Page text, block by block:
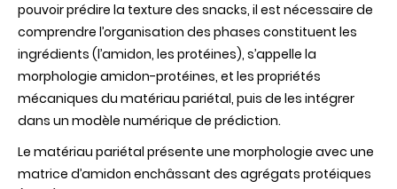
pouvoir prédire la texture des snacks, il est nécessaire de
comprendre l’organisation des phases constituent les
ingrédients (l’amidon, les protéines), s’appelle la
morphologie amidon-protéines, et les propriétés
mécaniques du matériau pariétal, puis de les intégrer
dans un modèle numérique de prédiction.
Le matériau pariétal présente une morphologie avec une
matrice d’amidon enchâssant des agrégats protéiques